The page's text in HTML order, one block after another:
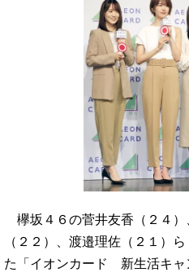
欅坂４６の菅井友香（２４
（２２）、渡邉理佐（２１）
た「イオンカード 新生活キャ